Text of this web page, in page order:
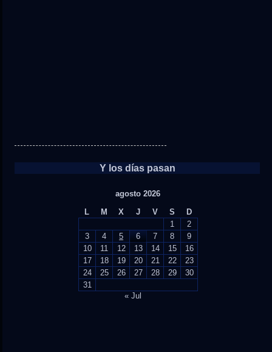
Y los días pasan
agosto 2026
L
M X J V S
D
1
2
3
4 5 6 7 8
9
10
11 12 13 14 15
16
17
18 19 20 21 22
23
24
25 26 27 28 29
30
31
« Jul